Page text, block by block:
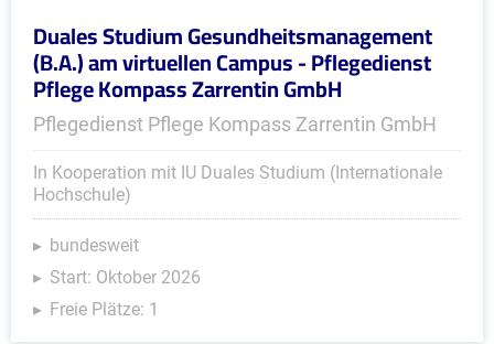
Duales Studium Gesundheitsmanagement
(B.A.) am virtuellen Campus - Pflegedienst
Pflege Kompass Zarrentin GmbH
Pflegedienst Pflege Kompass Zarrentin GmbH
In Kooperation mit IU Duales Studium (Internationale
Hochschule)
bundesweit
Start: Oktober 2026
Freie Plätze: 1